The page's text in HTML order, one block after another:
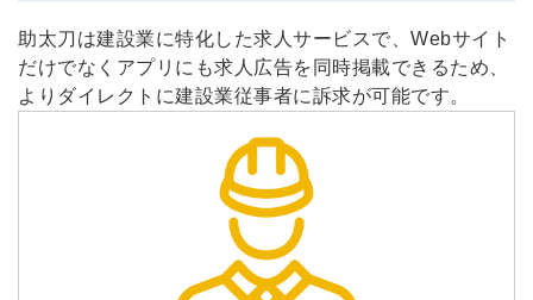
助太刀は建設業に特化した求人サービスで、Webサイト
だけでなくアプリにも求人広告を同時掲載できるため、
よりダイレクトに建設業従事者に訴求が可能です。